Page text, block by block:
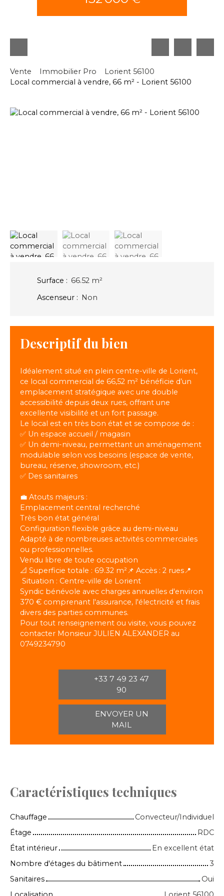
Vente Immobilier Pro
Lorient 56100
Local commercial à vendre, 66 m² - Lorient 56100
Surface : 66.52 m²
Ascenseur : Non
Descriptif du bien
Idéalement situé en plein centre-ville de Lorient,
ce local commercial de 66,52 m² bénéficie d’un
emplacement stratégique avec une double
accessibilité depuis deux rues, offrant une
excellente visibilité et un fort passage.
Le local est en très bon état et se compose de :
✅ Un espace accueil / magasin
✅ Un demi-niveau, permettant un aménagement
modulable selon vos besoins (espace de vente,
bureau, réserve, showroom, etc.)
✅ Des sanitaires
💼 Atouts majeurs :
Emplacement central recherché
Très bon état général
Configuration flexible grâce au demi-niveau
Adapté à de nombreuses activités commerciales
ou professionnelles.
Vendu libre de toute occupation
📐 Superficie totale : 69.32 m²📌 Accès : 2 rues📍
Situation : Centre-ville de Lorient
Syndic bénévole avec charges annuelles d'environ
370 € comprenant l'assurance, l'électricité et frais
divers des parties communes.
Pour tout renseignement ou visite, vous pouvez
contacter Monsieur JULIEN ALEXANDER au
0749234790
+33 7 49 23 47
90
ENVOYER UN
MAIL
Caractéristiques techniques
Chauffage
Convecteur/Individuel
Étage
RDC
État intérieur
En excellent état
Nombre d'étages du bâtiment
3
Sanitaires
Oui